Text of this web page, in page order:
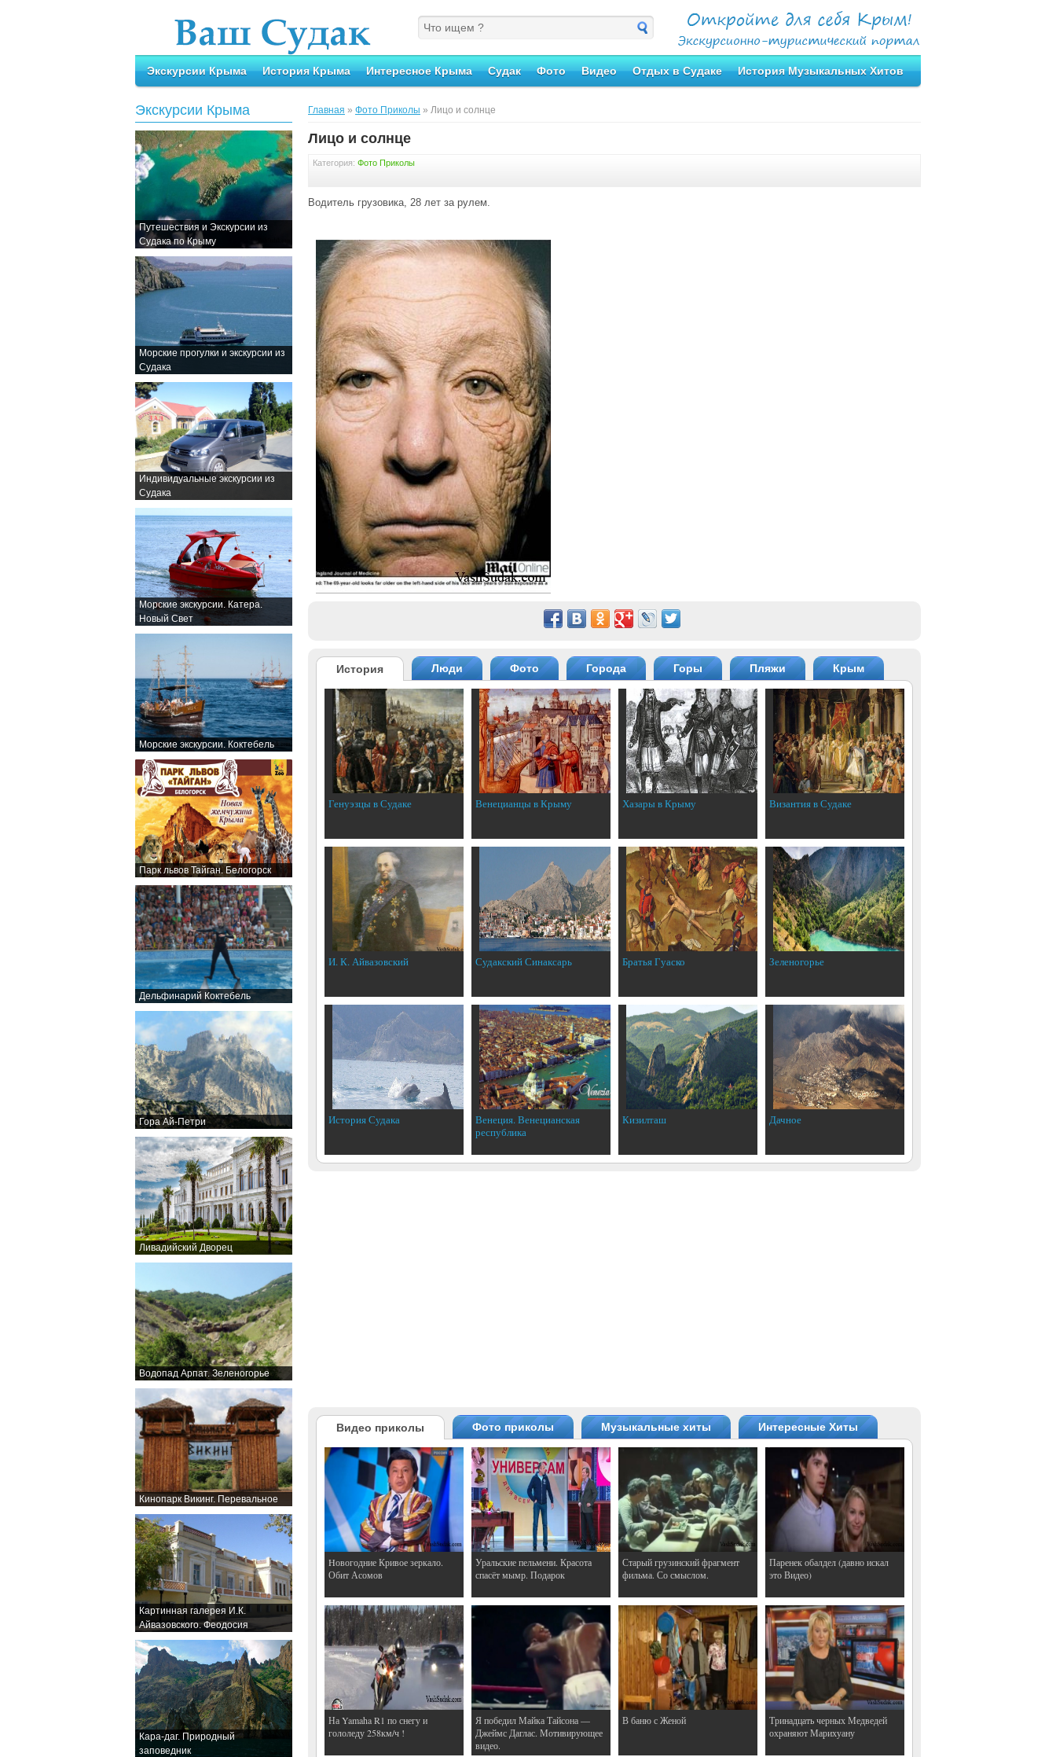
Экскурсии Крыма История Крыма Интересное Крыма Судак Фото Видео Отдых в Судаке История Музыкальных Хитов
Экскурсии Крыма
Путешествия и Экскурсии из
Судака по Крыму
Морские прогулки и экскурсии из
Судака
Индивидуальные экскурсии из
Судака
Морские экскурсии. Катера.
Новый Свет
Морские экскурсии. Коктебель
Парк львов Тайган. Белогорск
Дельфинарий Коктебель
Гора Ай-Петри
Ливадийский Дворец
Водопад Арпат. Зеленогорье
Кинопарк Викинг. Перевальное
Картинная галерея И.К.
Айвазовского. Феодосия
Кара-даг. Природный
заповедник
Главная » Фото Приколы » Лицо и солнце
Лицо и солнце
Категория: Фото Приколы
Водитель грузовика, 28 лет за рулем.
История Люди Фото Города Горы Пляжи Крым
Генуэзцы в Судаке Венецианцы в Крыму Хазары в Крыму Византия в Судаке
И. К. Айвазовский Судакский Синаксарь Братья Гуаско Зеленогорье
История Судака
Венеция. Венецианская
республика
Кизилташ Дачное
Видео приколы Фото приколы Музыкальные хиты Интересные Хиты
Hовогодние Кривое зеркало.
Обит Асомов
Уральские пельмени. Красота
спасёт мымр. Подарок
Старый грузинский фрагмент
фильма. Со смыслом.
Паренек обалдел (давно искал
это Видео)
На Yamaha R1 по снегу и
гололеду 258км/ч !
Я победил Майка Тайсона —
Джеймс Даглас. Мотивирующее
видео.
В баню с Женой
Тринадцать черных Медведей
охраняют Марихуану